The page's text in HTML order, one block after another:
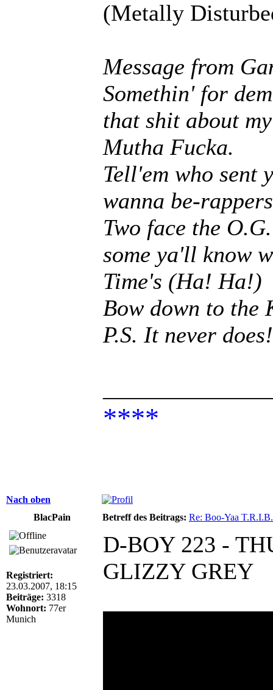
(Metally
Message from
Somethin' for
that shit about
Mutha Fucka.
Tell'em who sent
wanna be-
Two face the
some ya'll know
Time's (Ha! Ha!)
Bow down to the
P.S. It never does!
****
Nach oben
BlacPain
Betreff des Beitrags: Re: Boo-Yaa
Registriert:
23.03.2007, 18:15
Beiträge: 3318
Wohnort: 77er
Munich
D-BOY 223 -
GLIZZY GREY